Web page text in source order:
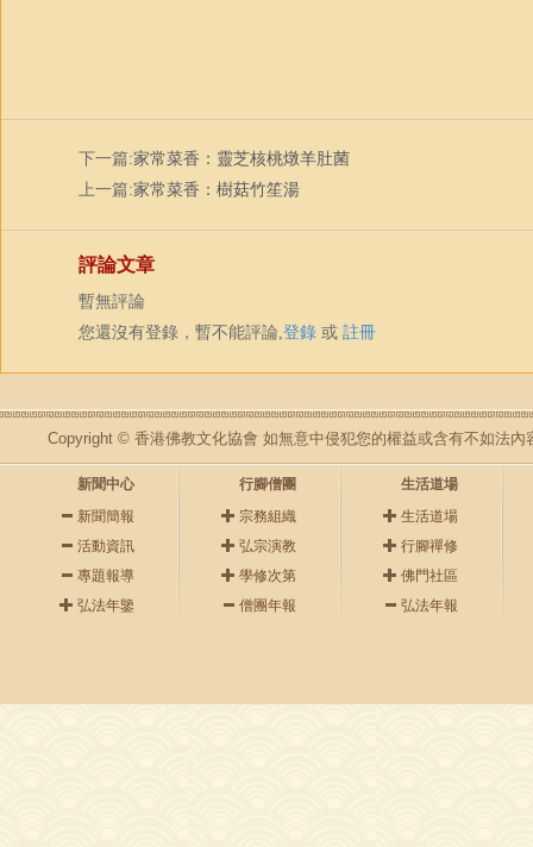
下一篇:家常菜香：靈芝核桃燉羊肚菌
上一篇:家常菜香：樹菇竹笙湯
評論文章
暫無評論
您還沒有登錄，暫不能評論,登錄 或 註冊
Copyright © 香港佛教文化協會 如無意中侵犯您的權益或含有不如法內
新聞中心
新聞簡報
活動資訊
專題報導
弘法年鑒
行腳僧團
宗務組織
弘宗演教
學修次第
僧團年報
生活道場
生活道場
行腳禪修
佛門社區
弘法年報